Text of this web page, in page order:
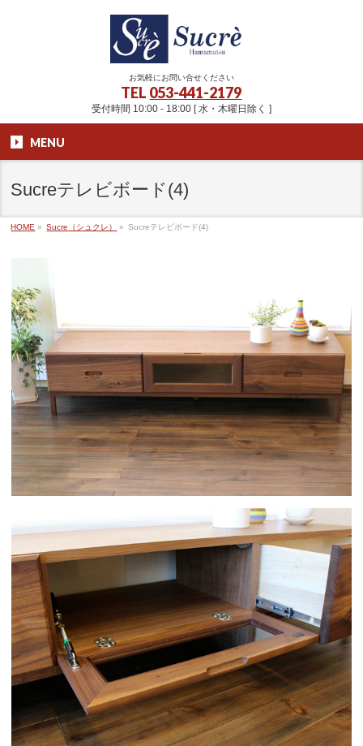
お気軽にお問い合せください
TEL 053-441-2179
受付時間 10:00 - 18:00 [ 水・木曜日除く ]
MENU
Sucreテレビボード(4)
HOME » Sucre（シュクレ） » Sucreテレビボード(4)